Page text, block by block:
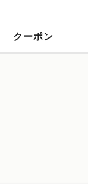
クーポン